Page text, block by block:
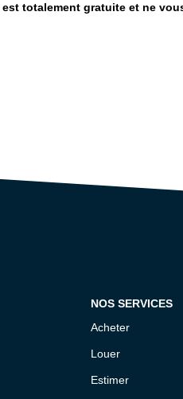
totalement gratuite et ne
NOS SERVICES
Acheter
Louer
Estimer